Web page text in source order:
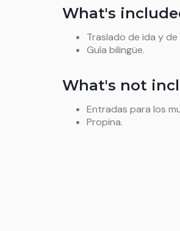
What's
Traslado de ida y
Guía bilingüe.
What's not
Entradas para los
Propina.